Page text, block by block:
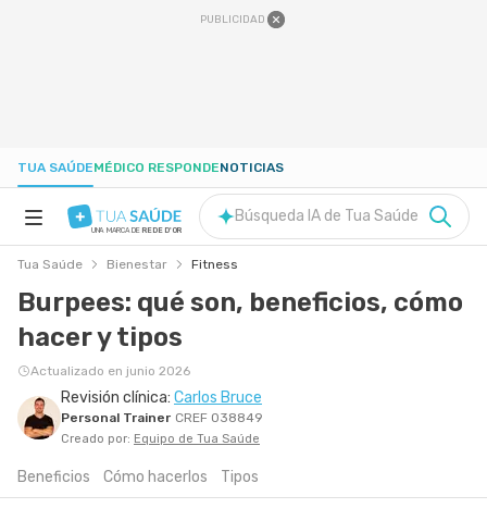
PUBLICIDAD
TUA SAÚDEMÉDICO RESPONDENOTICIAS
NUTRICIÓN
EMBARAZO
UNA MARCA DE REDE D'OR
Búsqueda IA de Tua Saúde
Tua Saúde Bienestar Fitness
Burpees: qué son, beneficios, cómo
hacer y tipos
Actualizado en junio 2026
Revisión clínica: Carlos Bruce
Personal Trainer CREF 038849
Creado por: Equipo de Tua Saúde
Beneficios Cómo hacerlos Tipos